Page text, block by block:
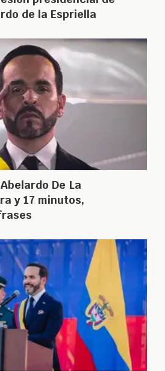
de la Espriella
De La
y 17 minutos,